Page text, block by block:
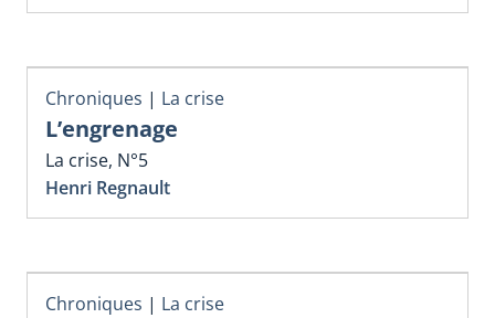
Chroniques | La crise
L’engrenage
La crise, N°5
Henri Regnault
Chroniques | La crise